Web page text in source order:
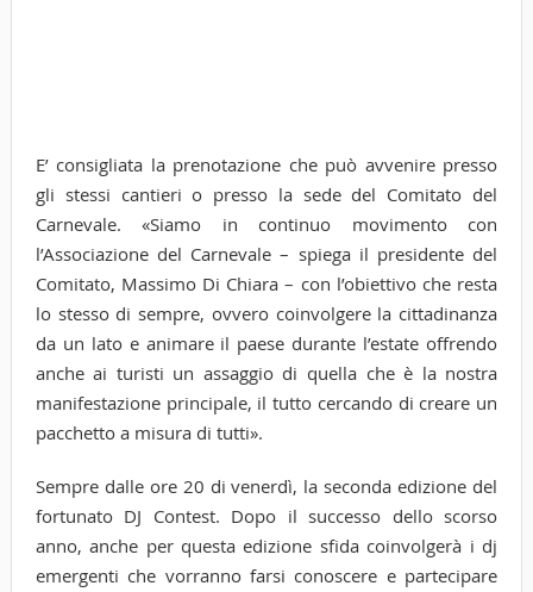
E’ consigliata la prenotazione che può avvenire presso
gli stessi cantieri o presso la sede del Comitato del
Carnevale. «Siamo in continuo movimento con
l’Associazione del Carnevale – spiega il presidente del
Comitato, Massimo Di Chiara – con l’obiettivo che resta
lo stesso di sempre, ovvero coinvolgere la cittadinanza
da un lato e animare il paese durante l’estate offrendo
anche ai turisti un assaggio di quella che è la nostra
manifestazione principale, il tutto cercando di creare un
pacchetto a misura di tutti».
Sempre dalle ore 20 di venerdì, la seconda edizione del
fortunato DJ Contest. Dopo il successo dello scorso
anno, anche per questa edizione sfida coinvolgerà i dj
emergenti che vorranno farsi conoscere e partecipare